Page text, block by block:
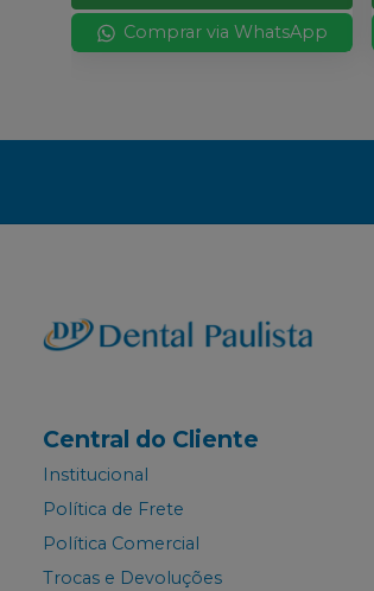
Comprar via WhatsApp
Central do Cliente
Institucional
Política de Frete
Política Comercial
Trocas e Devoluções